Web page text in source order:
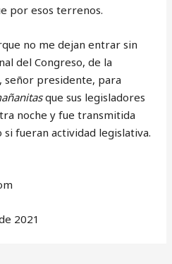
por esos terrenos.
no me dejan entrar sin
del Congreso, de la
señor presidente, para
que sus legisladores
noche y fue transmitida
fueran actividad legislativa.
2021